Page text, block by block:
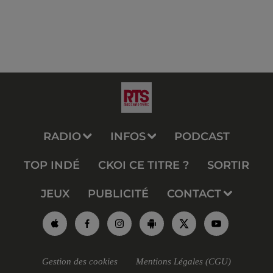
RADIO INFOS PODCAST
TOP INDÉ CKOI CE TITRE ? SORTIR
JEUX PUBLICITÉ CONTACT
Gestion des cookies Mentions Légales (CGU)